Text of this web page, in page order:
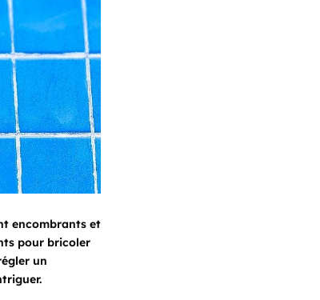
encombrants et
pour bricoler
un